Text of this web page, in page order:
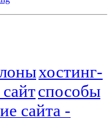
хостинг-
способы
сайта -